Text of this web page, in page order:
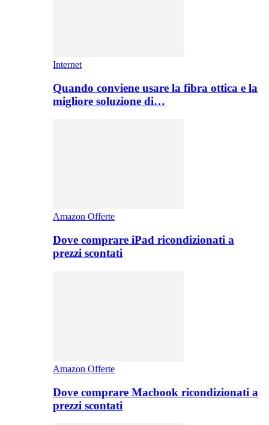
Internet
Quando conviene usare la fibra ottica e la
migliore soluzione di…
Amazon Offerte
Dove comprare iPad ricondizionati a
prezzi scontati
Amazon Offerte
Dove comprare Macbook ricondizionati a
prezzi scontati